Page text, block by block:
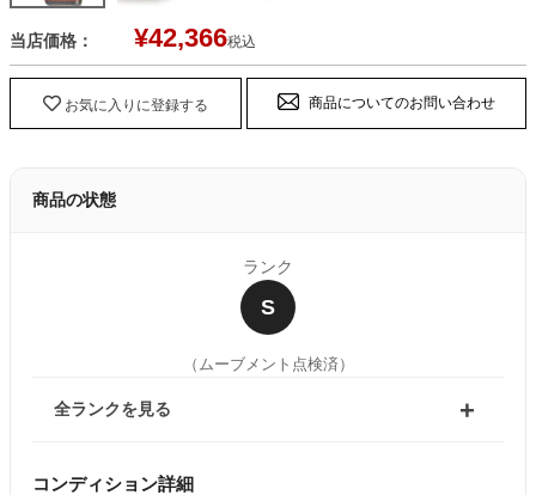
当店価格： ¥42,366税込
お気に入りに登録する 商品についてのお問い合わせ
商品の状態
ランク
S
（ムーブメント点検済）
全ランクを見る
コンディション詳細